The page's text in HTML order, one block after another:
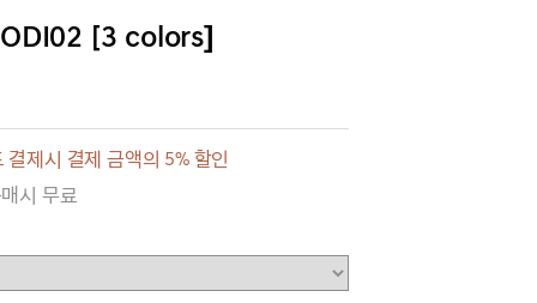
[3 colors]
결제시 결제 금액의 5% 할인
시 무료